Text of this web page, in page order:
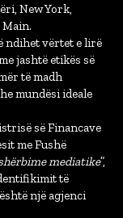
New York,
ndihet vërtet e lirë
jashtë etikës së
të madh
mundësi ideale
së Financave
me Fushë
mediatike”,
të
një agjenci